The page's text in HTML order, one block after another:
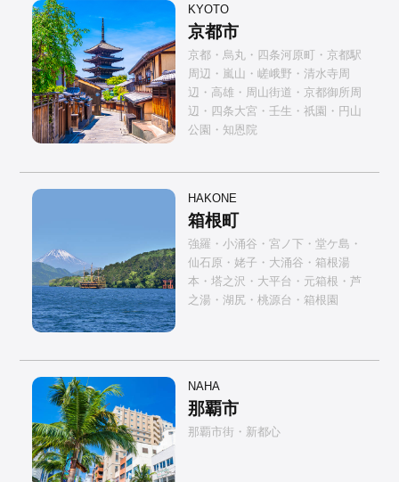
KYOTO
京都市
京都・烏丸・四条河原町・京都駅
周辺・嵐山・嵯峨野・清水寺周
辺・高雄・周山街道・京都御所周
辺・四条大宮・壬生・祇園・円山
公園・知恩院
HAKONE
箱根町
強羅・小涌谷・宮ノ下・堂ケ島・
仙石原・姥子・大涌谷・箱根湯
本・塔之沢・大平台・元箱根・芦
之湯・湖尻・桃源台・箱根園
NAHA
那覇市
那覇市街・新都心